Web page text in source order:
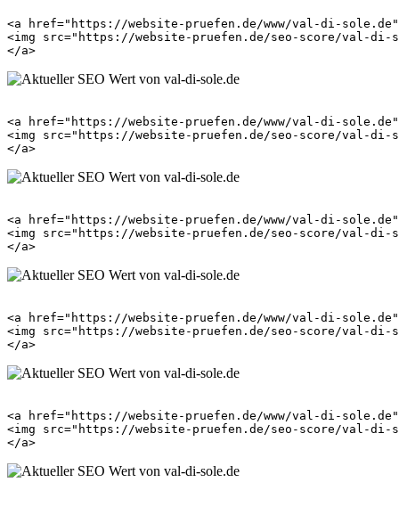
<a href="https://website-pruefen.de/www/val-di-
<img src="https://website-pruefen.de/seo-score/val-di-
<a href="https://website-pruefen.de/www/val-di-
<img src="https://website-pruefen.de/seo-score/val-di-
<a href="https://website-pruefen.de/www/val-di-
<img src="https://website-pruefen.de/seo-score/val-di-
<a href="https://website-pruefen.de/www/val-di-
<img src="https://website-pruefen.de/seo-score/val-di-
<a href="https://website-pruefen.de/www/val-di-
<img src="https://website-pruefen.de/seo-score/val-di-